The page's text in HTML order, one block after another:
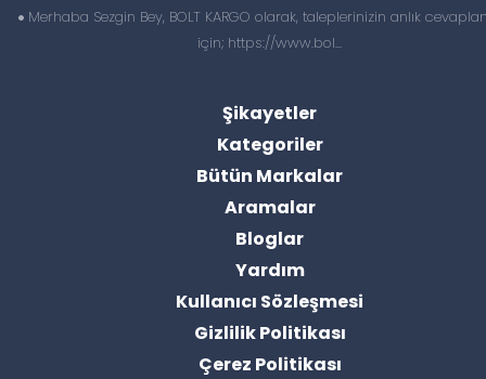
Merhaba Sezgin Bey, BOLT KARGO olarak, taleplerinizin anlık
için; https://www.bol...
Şikayetler
Kategoriler
Bütün Markalar
Aramalar
Bloglar
Yardım
Kullanıcı Sözleşmesi
Gizlilik Politikası
Çerez Politikası